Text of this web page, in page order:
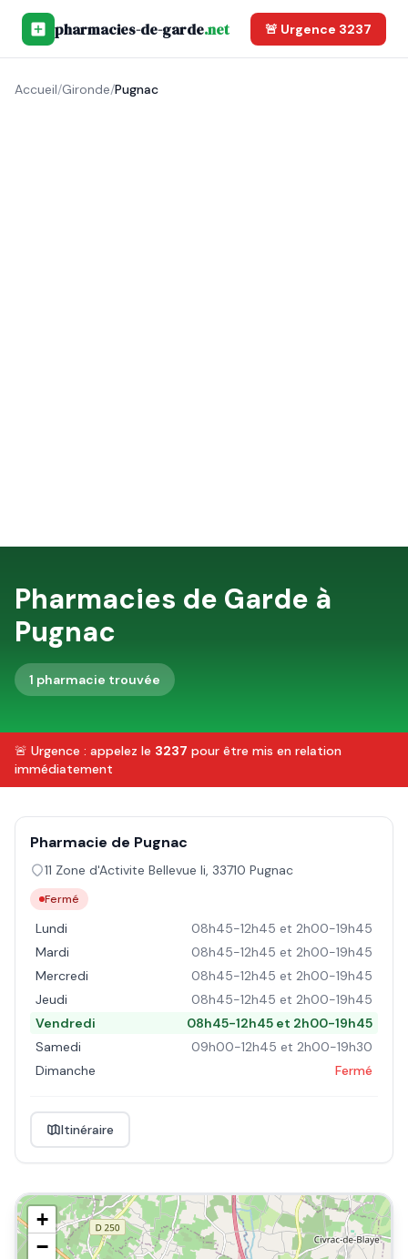
pharmacies-de-garde.net 🚨 Urgence 3237
Accueil/Gironde/Pugnac
Pharmacies de Garde à
Pugnac
1 pharmacie trouvée
🚨 Urgence : appelez le 3237 pour être mis en relation
immédiatement
Pharmacie de Pugnac
11 Zone d'Activite Bellevue Ii, 33710 Pugnac
Fermé
Lundi
08h45-12h45 et 2h00-19h45
Mardi
08h45-12h45 et 2h00-19h45
Mercredi
08h45-12h45 et 2h00-19h45
Jeudi
08h45-12h45 et 2h00-19h45
Vendredi
08h45-12h45 et 2h00-19h45
Samedi
09h00-12h45 et 2h00-19h30
Dimanche
Fermé
Itinéraire
+
−